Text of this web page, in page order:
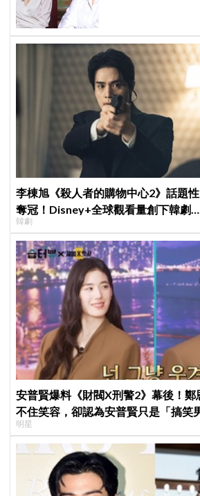
李棟旭《殺人者的購物中心2》話題性
奪冠！Disney+全球觀看量創下韓劇新
紀錄
韓劇
安普賢爆料《財閥X刑警2》幕後！鄭
不住笑容，卻認為安普賢只是「搞笑
明星